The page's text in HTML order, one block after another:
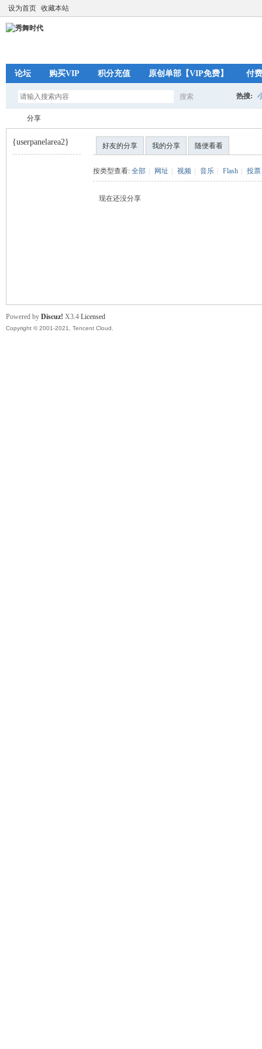
设为首页 收藏本站
论坛 购买VIP 积分充值 原创单部【VIP免费】 付
搜索 热搜:
分享
{userpanelarea2} 好友的分享 我的分享 随便看看
按类型查看: 全部 网址 视频 音乐 Flash 投票
现在还没分享
Powered by Discuz! X3.4 Licensed
Copyright © 2001-2021, Tencent Cloud.